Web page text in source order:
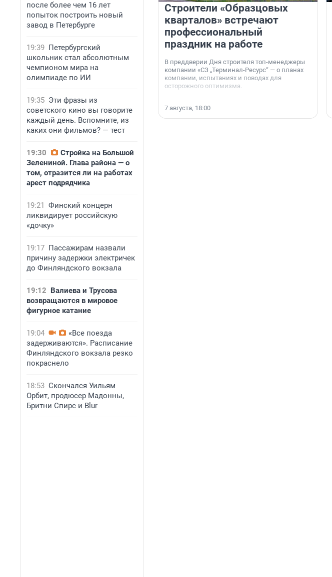
после более чем 16 лет
попыток построить новый
завод в Петербурге
19:39 Петербургский
школьник стал абсолютным
чемпионом мира на
олимпиаде по ИИ
19:35 Эти фразы из
советского кино вы говорите
каждый день. Вспомните, из
каких они фильмов? — тест
19:30
Стройка на Большой
Зелениной. Глава района — о
том, отразится ли на работах
арест подрядчика
19:21 Финский концерн
ликвидирует российскую
«дочку»
19:17 Пассажирам назвали
причину задержки электричек
до Финляндского вокзала
19:12 Валиева и Трусова
возвращаются в мировое
фигурное катание
19:04
«Все поезда
задерживаются». Расписание
Финляндского вокзала резко
покраснело
18:53 Скончался Уильям
Орбит, продюсер Мадонны,
Бритни Спирс и Blur
Строители «Образцовых
кварталов» встречают
профессиональный
праздник на работе
В преддверии Дня строителя топ-менеджеры
компании «СЗ „Терминал-Ресурс“ — о планах
компании, испытаниях и поводах для
осторожного оптимизма.
7 августа, 18:00